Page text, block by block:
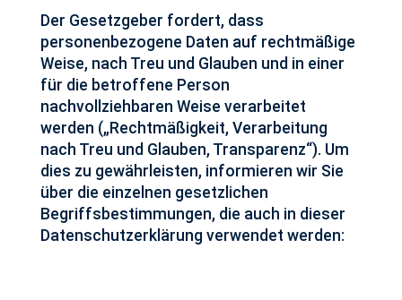
Der Gesetzgeber fordert, dass
personenbezogene Daten auf rechtmäßige
Weise, nach Treu und Glauben und in einer
für die betroffene Person
nachvollziehbaren Weise verarbeitet
werden („Rechtmäßigkeit, Verarbeitung
nach Treu und Glauben, Transparenz“). Um
dies zu gewährleisten, informieren wir Sie
über die einzelnen gesetzlichen
Begriffsbestimmungen, die auch in dieser
Datenschutzerklärung verwendet werden: